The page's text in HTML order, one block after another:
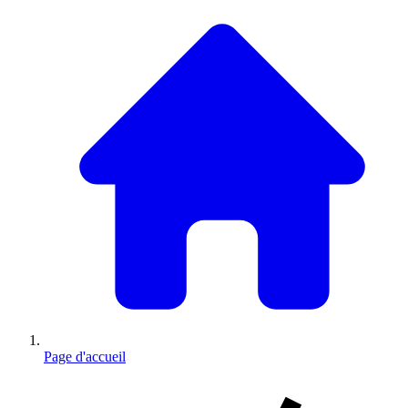
Page d'accueil